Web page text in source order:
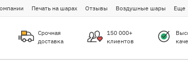
Печать на шарах Отзывы Воздушные шары Еще
Срочная
доставка
150 000+
клиентов